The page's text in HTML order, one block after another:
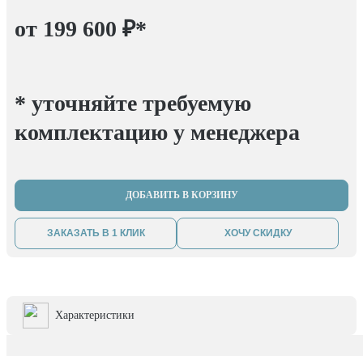
от 199 600 ₽*
* уточняйте требуемую
комплектацию у менеджера
ДОБАВИТЬ В КОРЗИНУ
ЗАКАЗАТЬ В 1 КЛИК ХОЧУ СКИДКУ
Характеристики